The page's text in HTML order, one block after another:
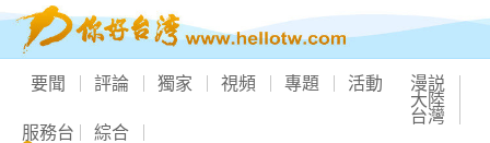
要聞 評論 獨家 視頻 專題 活動 漫説
大陸
台灣
服務台 綜合